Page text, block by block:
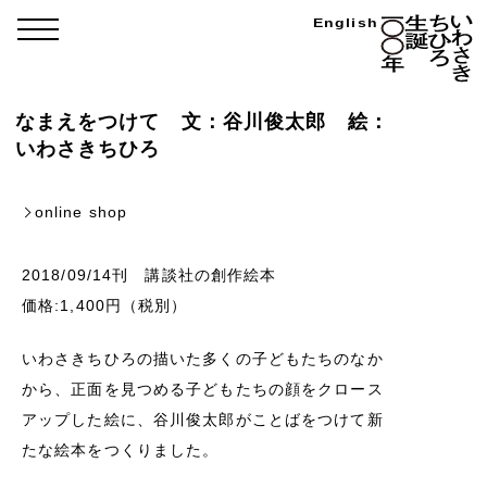
to
い
わ
さ
き
ち
生
English
menu
なまえをつけて 文：谷川俊太郎 絵：
いわさきちひろ
online shop
2018/09/14刊 講談社の創作絵本
価格:1,400円（税別）
いわさきちひろの描いた多くの子どもたちのなか
から、正面を見つめる子どもたちの顔をクロース
アップした絵に、谷川俊太郎がことばをつけて新
たな絵本をつくりました。